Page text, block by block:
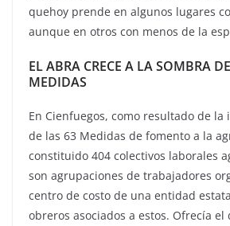
quehoy prende en algunos lugares
aunque en otros con menos de la
EL ABRA CRECE A LA SOMBRA
MEDIDAS
En Cienfuegos, como resultado de
de las 63 Medidas de fomento a la
constituido 404 colectivos laborales
son agrupaciones de trabajadores
centro de costo de una entidad
obreros asociados a estos. Ofrecía el